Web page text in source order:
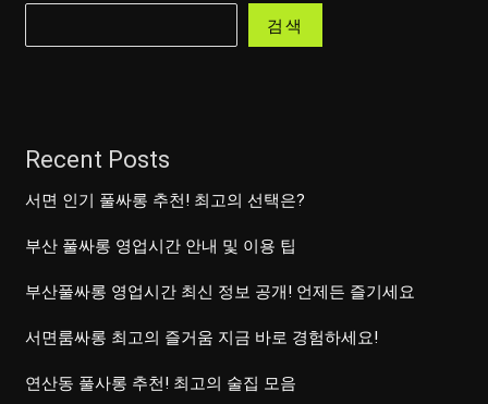
리
디
어
새
로
공
검색
Recent Posts
서면 인기 풀싸롱 추천! 최고의 선택은?
부산 풀싸롱 영업시간 안내 및 이용 팁
부산풀싸롱 영업시간 최신 정보 공개! 언제든 즐기세요
서면룸싸롱 최고의 즐거움 지금 바로 경험하세요!
연산동 풀사롱 추천! 최고의 술집 모음